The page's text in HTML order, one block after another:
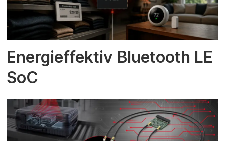
Energieffektiv Bluetooth LE
SoC